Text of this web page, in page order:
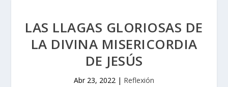
LAS LLAGAS GLORIOSAS DE
LA DIVINA MISERICORDIA
DE JESÚS
Abr 23, 2022 | Reflexión